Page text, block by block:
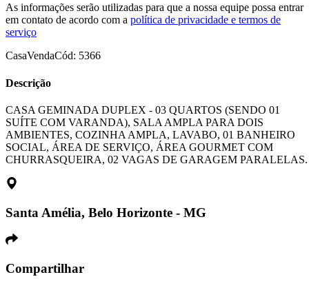
As informações serão utilizadas para que a nossa equipe possa entrar
em contato de acordo com a política de privacidade e termos de
serviço
CasaVendaCód: 5366
Descrição
CASA GEMINADA DUPLEX - 03 QUARTOS (SENDO 01
SUÍTE COM VARANDA), SALA AMPLA PARA DOIS
AMBIENTES, COZINHA AMPLA, LAVABO, 01 BANHEIRO
SOCIAL, ÁREA DE SERVIÇO, ÁREA GOURMET COM
CHURRASQUEIRA, 02 VAGAS DE GARAGEM PARALELAS.
Santa Amélia, Belo Horizonte - MG
Compartilhar